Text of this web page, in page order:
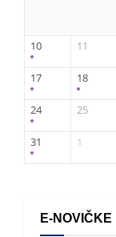
10 11
17 18
24 25
31 1
E-NOVIČKE